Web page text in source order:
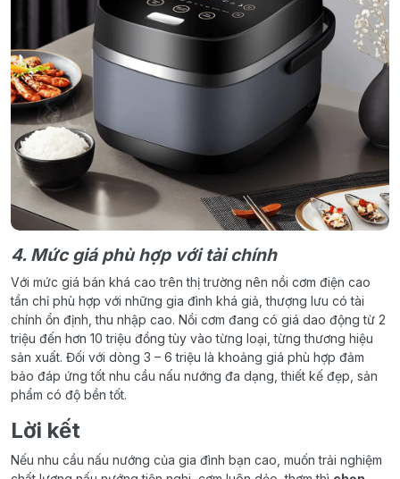
4. Mức giá phù hợp với tài chính
Với mức giá bán khá cao trên thị trường nên nồi cơm điện cao
tần chỉ phù hợp với những gia đình khá giả, thượng lưu có tài
chính ổn định, thu nhập cao. Nồi cơm đang có giá dao động từ 2
triệu đến hơn 10 triệu đồng tùy vào từng loại, từng thương hiệu
sản xuất. Đối với dòng 3 – 6 triệu là khoảng giá phù hợp đảm
bảo đáp ứng tốt nhu cầu nấu nướng đa dạng, thiết kế đẹp, sản
phẩm có độ bền tốt.
Lời kết
Nếu nhu cầu nấu nướng của gia đình bạn cao, muốn trải nghiệm